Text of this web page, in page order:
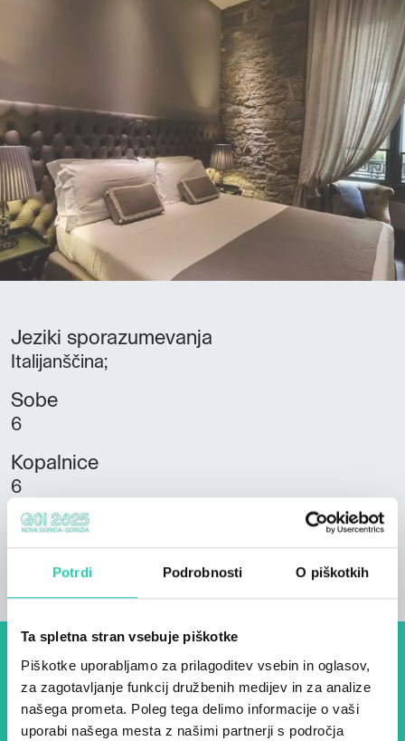
Potrdi Podrobnosti O piškotkih
Ta spletna stran vsebuje piškotke
Piškotke uporabljamo za prilagoditev vsebin in oglasov,
za zagotavljanje funkcij družbenih medijev in za analize
našega prometa. Poleg tega delimo informacije o vaši
uporabi našega mesta z našimi partnerji s področja
Jeziki sporazumevanja
Italijanščina;
Sobe
6
Kopalnice
6
Postelje
15
Dogodki, članki in zgodbe iz
evropske prestolnice kulture
– prijavite se na naš novičnik